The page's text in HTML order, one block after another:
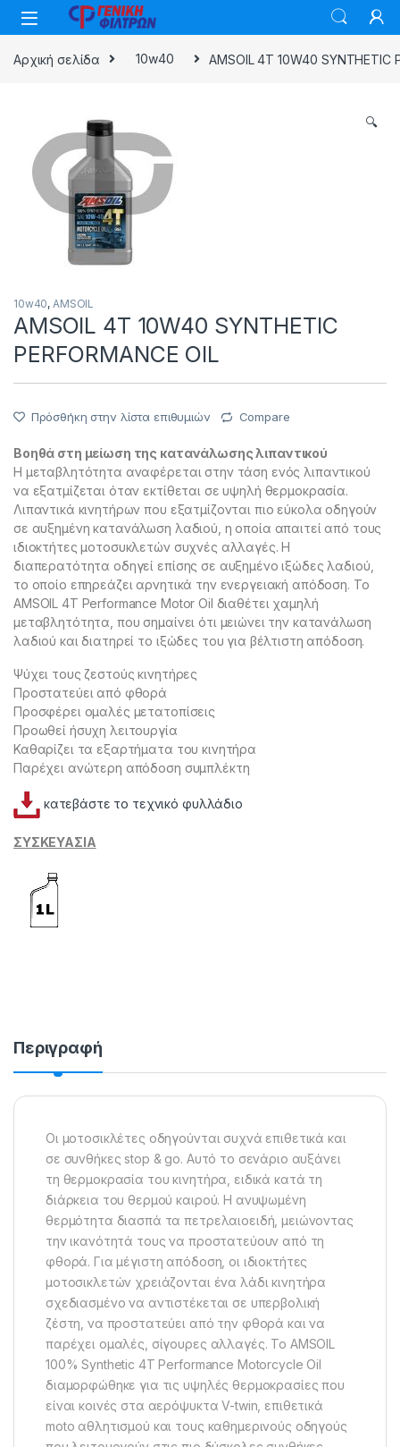
Skip to navigation
Skip to content
Αρχική σελίδα 10w40 AMSOIL 4T 10W40 SYNTHETIC
🔍
10w40,AMSOIL
AMSOIL 4T 10W40 SYNTHETIC
PERFORMANCE OIL
Πρόσθήκη στην λίστα επιθυμιών Compare
Βοηθά στη μείωση της κατανάλωσης λιπαντικού
Η μεταβλητότητα αναφέρεται στην τάση ενός λιπαντικού
να εξατμίζεται όταν εκτίθεται σε υψηλή θερμοκρασία.
Λιπαντικά κινητήρων που εξατμίζονται πιο εύκολα οδηγούν
σε αυξημένη κατανάλωση λαδιού, η οποία απαιτεί από τους
ιδιοκτήτες μοτοσυκλετών συχνές αλλαγές. Η
διαπερατότητα οδηγεί επίσης σε αυξημένο ιξώδες λαδιού,
το οποίο επηρεάζει αρνητικά την ενεργειακή απόδοση. Το
AMSOIL 4T Performance Motor Oil διαθέτει χαμηλή
μεταβλητότητα, που σημαίνει ότι μειώνει την κατανάλωση
λαδιού και διατηρεί το ιξώδες του για βέλτιστη απόδοση.
Ψύχει τους ζεστούς κινητήρες
Προστατεύει από φθορά
Προσφέρει ομαλές μετατοπίσεις
Προωθεί ήσυχη λειτουργία
Καθαρίζει τα εξαρτήματα του κινητήρα
Παρέχει ανώτερη απόδοση συμπλέκτη
κατεβάστε το τεχνικό φυλλάδιο
ΣΥΣΚΕΥΑΣΙΑ
Περιγραφή
Οι μοτοσικλέτες οδηγούνται συχνά επιθετικά και
σε συνθήκες stop & go. Αυτό το σενάριο αυξάνει
τη θερμοκρασία του κινητήρα, ειδικά κατά τη
διάρκεια του θερμού καιρού. Η ανυψωμένη
θερμότητα διασπά τα πετρελαιοειδή, μειώνοντας
την ικανότητά τους να προστατεύουν από τη
φθορά. Για μέγιστη απόδοση, οι ιδιοκτήτες
μοτοσικλετών χρειάζονται ένα λάδι κινητήρα
σχεδιασμένο να αντιστέκεται σε υπερβολική
ζέστη, να προστατεύει από την φθορά και να
παρέχει ομαλές, σίγουρες αλλαγές. Το AMSOIL
100% Synthetic 4T Performance Motorcycle Oil
διαμορφώθηκε για τις υψηλές θερμοκρασίες που
είναι κοινές στα αερόψυκτα V-twin, επιθετικά
moto αθλητισμού και τους καθημερινούς οδηγούς